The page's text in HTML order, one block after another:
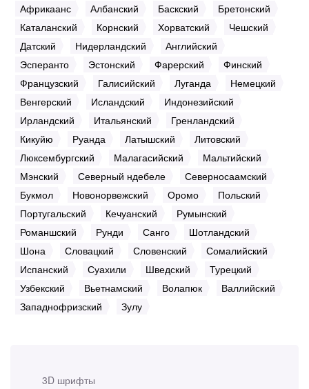
3D шрифты
Африкаанс Албанский Баскский
Бретонский
Каталанский
Корнский Хорватский
Чешский
Датский
Нидерландский
Английский
Эсперанто
Эстонский Фарерский
Финский
Французский
Галисийский Луганда
Немецкий
Венгерский
Исландский
Индонезийский
Ирландский
Итальянский
Гренландский
Кикуйю
Руанда Латышский
Литовский
Люксембургский
Малагасийский
Мальтийский
Мэнский
Северный ндебеле
Северносаамский
Букмол
Новонорвежский Оромо
Польский
Португальский
Кечуанский
Румынский
Романшский
Рунди Санго
Шотландский
Шона
Словацкий Словенский
Сомалийский
Испанский
Суахили Шведский
Турецкий
Узбекский
Вьетнамский Волапюк
Валлийский
Западнофризский
Зулу